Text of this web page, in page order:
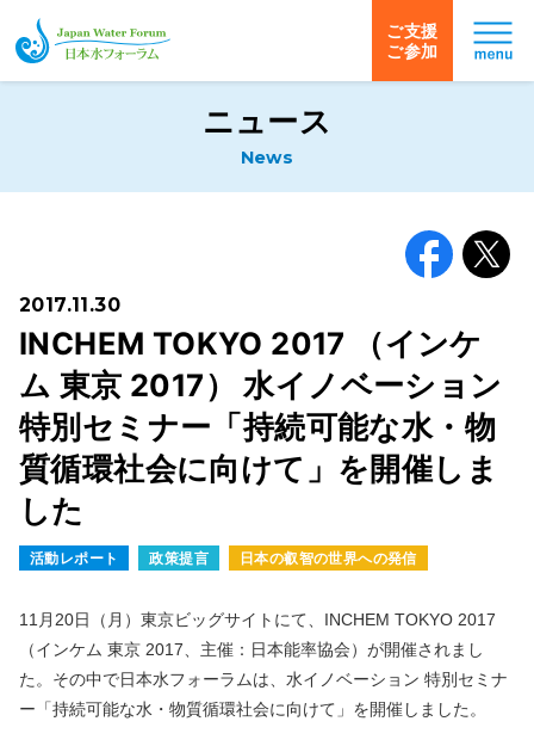
日本水フォーラム
ご支援
ご参加
ニュース
News
2017.11.30
INCHEM TOKYO 2017 （インケ
ム 東京 2017） 水イノベーション
特別セミナー「持続可能な水・物
質循環社会に向けて」を開催しま
した
活動レポート 政策提言 日本の叡智の世界への発信
11月20日（月）東京ビッグサイトにて、INCHEM TOKYO 2017
（インケム 東京 2017、主催：日本能率協会）が開催されまし
た。その中で日本水フォーラムは、水イノベーション 特別セミナ
ー「持続可能な水・物質循環社会に向けて」を開催しました。